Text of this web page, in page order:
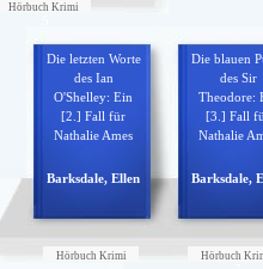
Hörbuch Krimi
Die letzten Worte
des Ian
O'Shelley: Ein
[2.] Fall für
Nathalie Ames
Barksdale, Ellen
Hörbuch Krimi
Die blauen
des Sir
Theodore:
[3.] Fall
Nathalie
Barksdale,
Hörbuch